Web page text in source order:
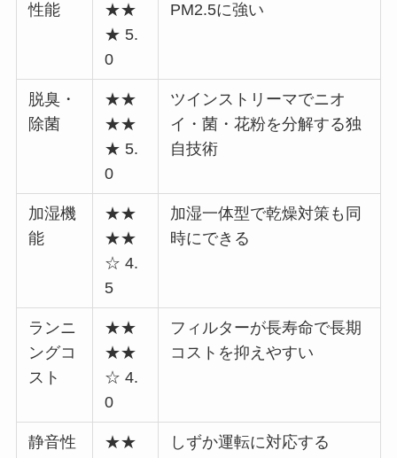
性能
★★
★ 5.
0
PM2.5に強い
脱臭・
除菌
★★
★★
★ 5.
0
ツインストリーマでニオ
イ・菌・花粉を分解する独
自技術
加湿機
能
★★
★★
☆ 4.
5
加湿一体型で乾燥対策も同
時にできる
ランニ
ングコ
スト
★★
★★
☆ 4.
0
フィルターが長寿命で長期
コストを抑えやすい
静音性
★★
しずか運転に対応する